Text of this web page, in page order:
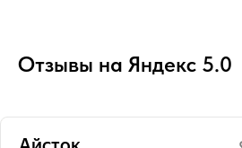
Отзывы на Яндекс 5.0